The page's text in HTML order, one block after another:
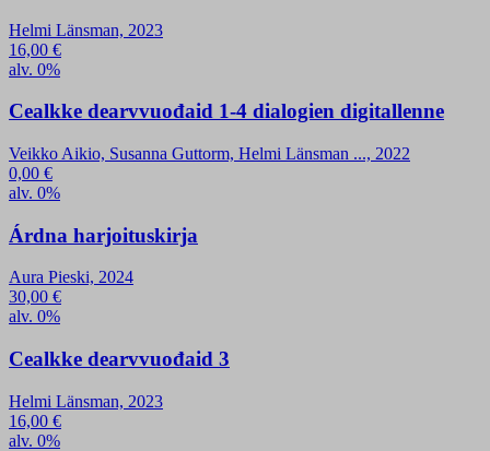
Helmi Länsman, 2023
16,00 €
alv. 0%
Cealkke dearvvuođaid 1-4 dialogien digitallenne
Veikko Aikio, Susanna Guttorm, Helmi Länsman ..., 2022
0,00 €
alv. 0%
Árdna harjoituskirja
Aura Pieski, 2024
30,00 €
alv. 0%
Cealkke dearvvuođaid 3
Helmi Länsman, 2023
16,00 €
alv. 0%